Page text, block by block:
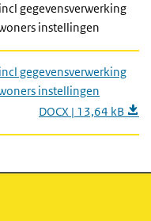
gegevensverwerking
instellingen
gegevensverwerking
instellingen
DOCX | 13,64 kB